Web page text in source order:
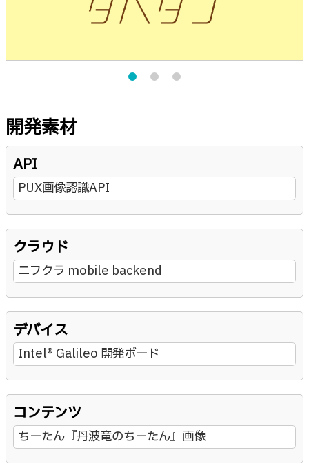
開発素材
API
PUX画像認識API
クラウド
ニフクラ mobile backend
デバイス
Intel® Galileo 開発ボード
コンテンツ
ちーたん『丹波竜のちーたん』画像